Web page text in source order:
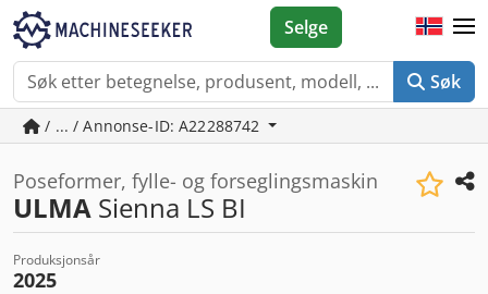
Søk
Selge
/ ... / Annonse-ID: A22288742
Poseformer, fylle- og forseglingsmaskin
ULMA Sienna LS BI
Produksjonsår
2025